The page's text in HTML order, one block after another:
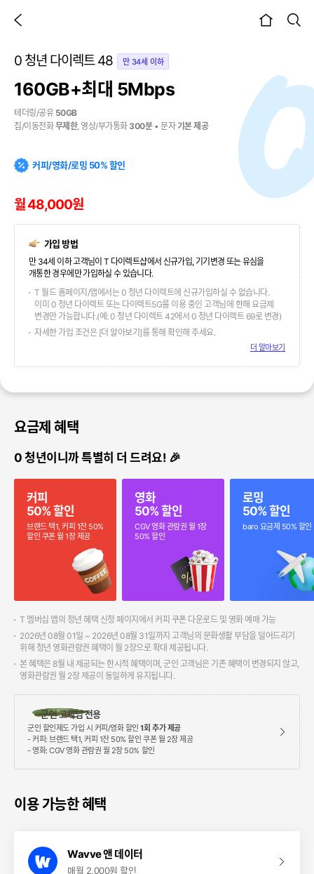
본문시작
0 청년 다이렉트 48 만 34세 이하
160GB+최대 5Mbps
테더링/공유 50GB
집/이동전화무제한, 영상/부가통화 300분• 문자 기본 제공
커피/영화/로밍 50% 할인
월 48,000원
가입 방법
만 34세 이하 고객님이 T 다이렉트샵에서 신규가입, 기기변경 또는 유심을
개통한 경우에만 가입하실 수 있습니다.
T 월드 홈페이지/앱에서는 0 청년 다이렉트에 신규가입하실 수 없습니다.
이미 0 청년 다이렉트 또는 다이렉트5G를 이용 중인 고객님에 한해 요금제
변경만 가능합니다.(예: 0 청년 다이렉트 42에서 0 청년 다이렉트 69로 변경)
자세한 가입 조건은 [더 알아보기]를 통해 확인해 주세요.
더 알아보기
요금제 혜택
0 청년이니까 특별히 더 드려요! 🎉
커피
50% 할인
브랜드 택1, 커피 1잔 50%
할인 쿠폰 월 1장 제공
영화
50% 할인
CGV 영화 관람권 월 1장
50% 할인
로밍
50% 할인
baro 요금제 50% 할인
T 멤버십 앱의 청년 혜택 신청 페이지에서 커피 쿠폰 다운로드 및 영화 예매 가능
2026년 08월 01일 ~ 2026년 08월 31일까지 고객님의 문화생활 부담을 덜어드리기
위해 청년 영화관람권 혜택이 월 2장으로 확대 제공됩니다.
본 혜택은 8월 내 제공되는 한시적 혜택이며, 군인 고객님은 기존 혜택이 변경되지 않고,
영화관람권 월 2장 제공이 동일하게 유지됩니다.
군인 고객님 전용
군인 할인제도 가입 시 커피/영화 할인1회 추가 제공
- 커피: 브랜드 택1, 커피 1잔 50% 할인 쿠폰 월 2장 제공
- 영화: CGV 영화 관람권 월 2장 50% 할인
이용 가능한 혜택
Wavve 앤 데이터
매월 2,000원 할인